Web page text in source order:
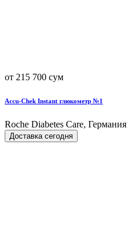
от 215 700 сум
Accu-Chek Instant глюкометр №1
Roche Diabetes Care, Германия
Доставка сегодня